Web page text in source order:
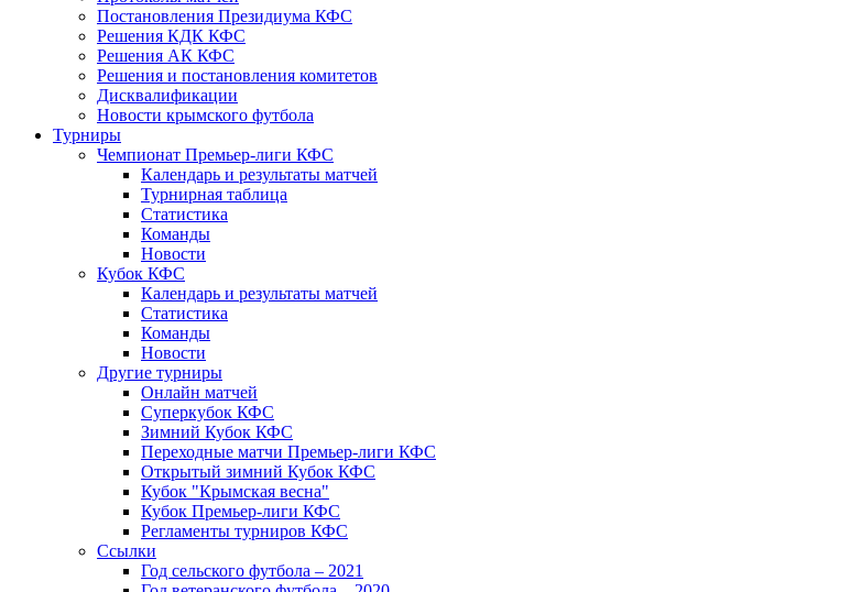
Постановления Президиума КФС
Решения КДК КФС
Решения АК КФС
Решения и постановления комитетов
Дисквалификации
Новости крымского футбола
Турниры
Чемпионат Премьер-лиги КФС
Календарь и результаты матчей
Турнирная таблица
Статистика
Команды
Новости
Кубок КФС
Календарь и результаты матчей
Статистика
Команды
Новости
Другие турниры
Онлайн матчей
Суперкубок КФС
Зимний Кубок КФС
Переходные матчи Премьер-лиги КФС
Открытый зимний Кубок КФС
Кубок "Крымская весна"
Кубок Премьер-лиги КФС
Регламенты турниров КФС
Ссылки
Год сельского футбола – 2021